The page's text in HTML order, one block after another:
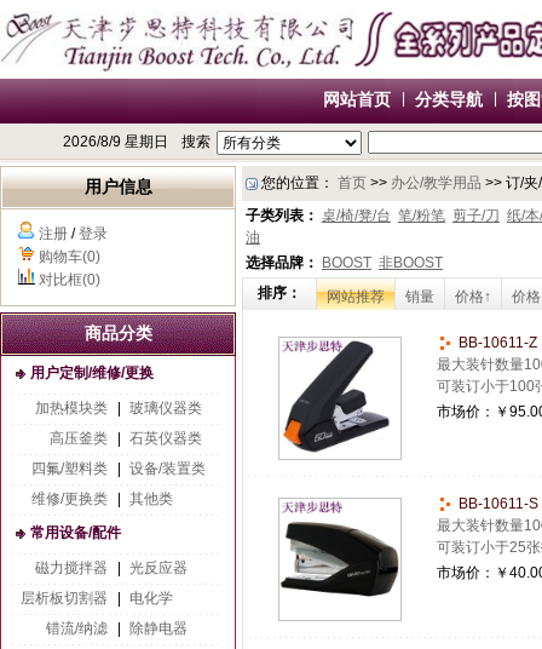
网站首页 分类导航 按
2026/8/9 星期日 搜索
用户信息
注册 /登录
购物车(0)
对比框(0)
商品分类
用户定制/维修/更换
加热模块类
玻璃仪器类
高压釜类
石英仪器类
四氟/塑料类
设备/装置类
维修/更换类
其他类
常用设备/配件
磁力搅拌器
光反应器
层析板切割器
电化学
错流/纳滤
除静电器
您的位置： 首页 >> 办公/教学用品 >> 订/
子类列表： 桌/椅/凳/台 笔/粉笔 剪子/刀 纸/
油
选择品牌：
BOOST 非BOOST
排序：
网站推荐 销量 价格↑ 价
BB-10611-
最大装针数量
可装订小于100
市场价： ￥
BB-10611-
最大装针数量
可装订小于25
市场价： ￥